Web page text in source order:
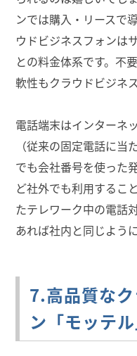
ンでは購入・リースで
ウドビジネスフォンは
との料金体系です。不
軟性もクラウドビジネ
電話端末はインターネ
（従来の固定電話に
でも会社番号を使った
ど社外でも利用するこ
たテレワーク中の電話
あれば社内と同じよう
7.高品質な
ン「モッテル